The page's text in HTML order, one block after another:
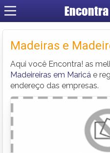
Madeiras e
Aqui você Encontra! as
Madeireiras em Maricá e
endereço das empresas.